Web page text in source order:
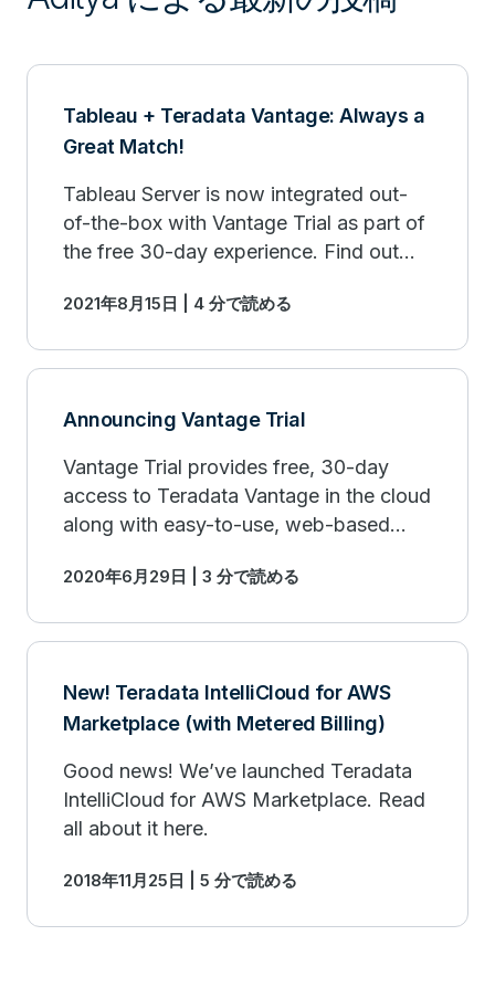
Tableau + Teradata Vantage: Always a
Great Match!
Tableau Server is now integrated out-
of-the-box with Vantage Trial as part of
the free 30-day experience. Find out
2021年8月15日 | 4 分で読める
Announcing Vantage Trial
Vantage Trial provides free, 30-day
access to Teradata Vantage in the cloud
along with easy-to-use, web-based
advanced analytics. Learn more.
2020年6月29日 | 3 分で読める
New! Teradata IntelliCloud for AWS
Marketplace (with Metered Billing)
Good news! We’ve launched Teradata
IntelliCloud for AWS Marketplace. Read
all about it here.
2018年11月25日 | 5 分で読める